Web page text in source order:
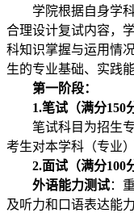
学院根据自身学科
合理设计复试内容，
科知识掌握与运用情
生的专业基础、实践
第一阶段：
1.笔试（满分150
笔试科目为招生专
考生对本学科（专业
2.面试（满分100
外语能力测试：
及听力和口语表达能力